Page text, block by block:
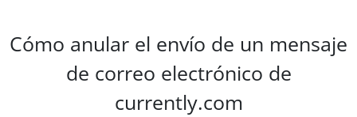
Cómo anular el envío de un mensaje
de correo electrónico de
currently.com